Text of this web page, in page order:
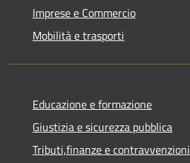
Imprese e Commercio
Mobilità e trasporti
Educazione e formazione
Giustizia e sicurezza pubblica
Tributi,finanze e contravvenzioni